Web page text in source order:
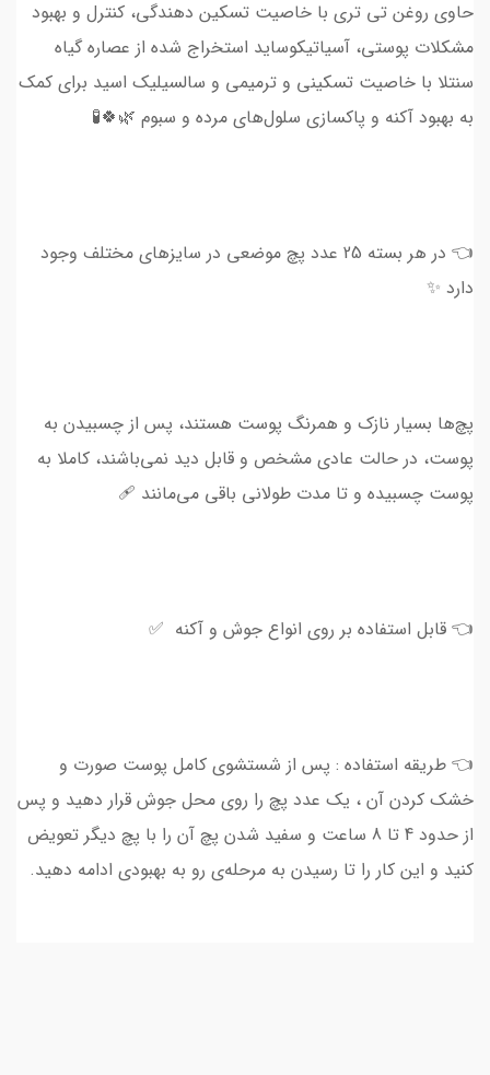
حاوی روغن تی تری با خاصیت تسکین دهندگی، کنترل و بهبود
مشکلات پوستی، آسیاتیکوساید استخراج شده از عصاره گیاه
سنتلا با خاصیت تسکینی و ترمیمی و سالسیلیک اسید برای کمک
به بهبود آکنه و پاکسازی سلول‌های مرده و سبوم 🌿🍀🧪
👈 در هر بسته 25 عدد پچ موضعی در سایز‌های مختلف وجود
دارد ✨
پچ‌ها بسیار نازک و همرنگ پوست هستند، پس از چسبیدن به
پوست، در حالت عادی مشخص و قابل دید نمی‌باشند، کاملا به
پوست چسبیده و تا مدت طولانی باقی می‌مانند 🩹
👈 قابل استفاده بر روی انواع جوش و آکنه ✅
👈 طریقه استفاده : پس از شستشوی کامل پوست صورت و
خشک کردن آن ، یک عدد پچ را روی محل جوش قرار دهید و پس
از حدود 4 تا 8 ساعت و سفید شدن پچ آن را با پچ دیگر تعویض
کنید و این کار را تا رسیدن به مرحله‌ی رو به بهبودی ادامه دهید.